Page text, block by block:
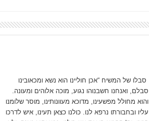
סבלו של המשיח “אכן חוליינו הוא נשא ומכאובינו
סבלם, ואנחנו חשבנוהו נגוע, מוכה אלוהים ומעונה.
והוא מחולל מפשעינו, מדוכא מעוונותינו, מוסר שלומנו
עליו ובחבורתו נרפא לנו. כולנו כצאן תעינו, איש לדרכו